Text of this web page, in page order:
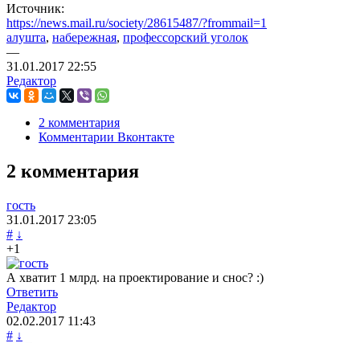
Источник:
https://news.mail.ru/society/28615487/?frommail=1
алушта, набережная, профессорский уголок
—
31.01.2017 22:55
Редактор
2 комментария
Комментарии Вконтакте
2 комментария
гость
31.01.2017 23:05
# ↓
+1
А хватит 1 млрд. на проектирование и снос? :)
Ответить
Редактор
02.02.2017 11:43
# ↓